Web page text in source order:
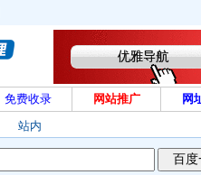
免费收录 网站推广
网
站内